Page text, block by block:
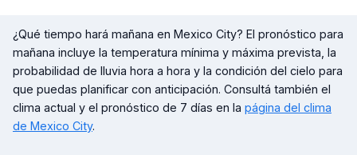
¿Qué tiempo hará mañana en Mexico City? El pronóstico para
mañana incluye la temperatura mínima y máxima prevista, la
probabilidad de lluvia hora a hora y la condición del cielo para
que puedas planificar con anticipación. Consultá también el
clima actual y el pronóstico de 7 días en la página del clima
de Mexico City.